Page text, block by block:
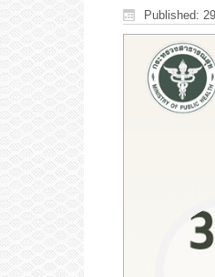
Published: